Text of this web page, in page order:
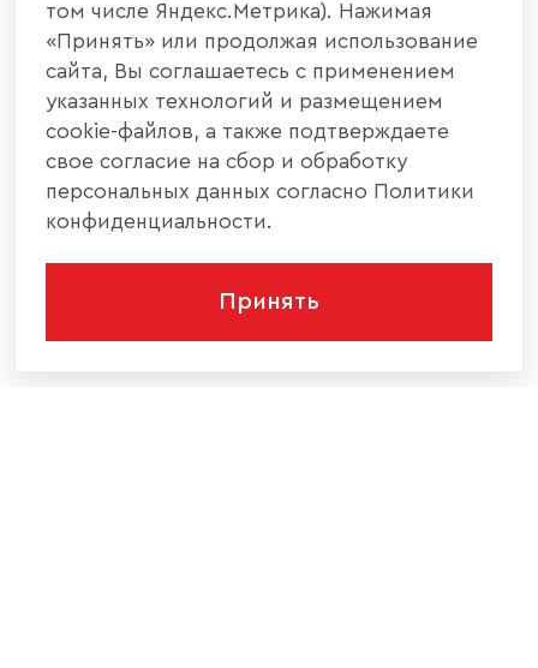
том числе Яндекс.Метрика). Нажимая
«Принять» или продолжая использование
сайта, Вы соглашаетесь с применением
указанных технологий и размещением
cookie-файлов, а также подтверждаете
свое согласие на сбор и обработку
персональных данных согласно Политики
конфиденциальности.
Принять